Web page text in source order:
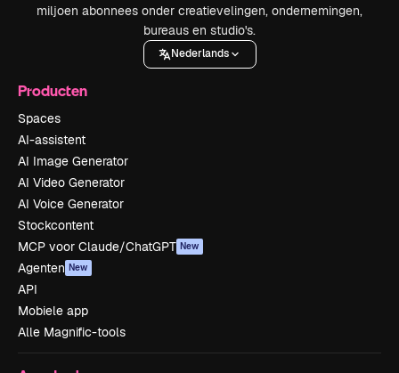
miljoen abonnees onder creatievelingen, ondernemingen,
bureaus en studio's.
Nederlands
Producten
Spaces
AI-assistent
AI Image Generator
AI Video Generator
AI Voice Generator
Stockcontent
MCP voor Claude/ChatGPT New
Agenten New
API
Mobiele app
Alle Magnific-tools